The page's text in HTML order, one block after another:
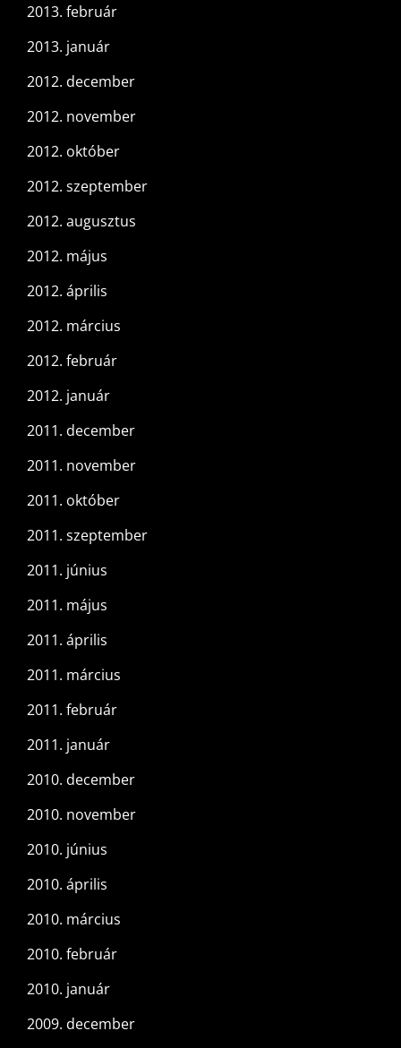
2013. február
2013. január
2012. december
2012. november
2012. október
2012. szeptember
2012. augusztus
2012. május
2012. április
2012. március
2012. február
2012. január
2011. december
2011. november
2011. október
2011. szeptember
2011. június
2011. május
2011. április
2011. március
2011. február
2011. január
2010. december
2010. november
2010. június
2010. április
2010. március
2010. február
2010. január
2009. december